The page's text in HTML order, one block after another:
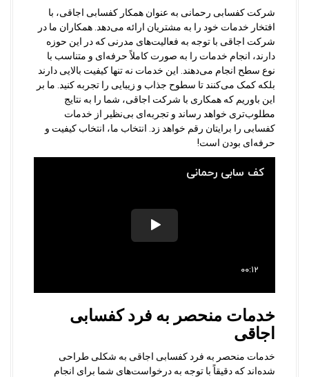
شرکت کفسابی رحمانی به عنوان همکار کفسابی اجاقی، با
افتخار خدمات خود را به مشتریان ارائه می‌دهد. همکاران ما در
شرکت اجاقی با توجه به فعالیت‌های مدرنی که در این حوزه
دارند، انجام خدمات را به صورت کاملاً حرفه‌ای و متناسب با
نوع سطح انجام می‌دهند. این خدمات نه تنها کیفیت بالایی دارند
بلکه کمک می‌کنند تا سطوح جذاب و زیبایی را تجربه کنید. ما بر
این باوریم که همکاری با شرکت اجاقی، شما را به نتایج
مطلوب‌تری خواهد رساند و تجربه‌ای بی‌نظیر از خدمات
کفسابی را برایتان رقم خواهد زد. انتخاب ما، انتخاب کیفیت و
حرفه‌ای بودن است!
خدمات منحصر به فرد کفسابی
اجاقی
خدمات منحصر به فرد کفسابی اجاقی به شکلی طراحی
شده‌اند که دقیقاً با توجه به درخواست‌های شما برای انجام